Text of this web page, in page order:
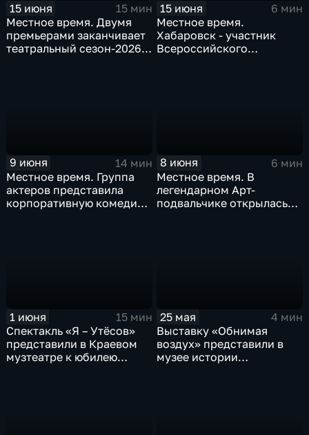
15 июня
15 мин
Местное время. Двумя
премьерами заканчивает
театральный сезон-2026
15 июня
6 мин
Местное время.
Хабаровск - участник
Всероссийского
9 июня
14 мин
Местное время. Группа
актеров представила
корпоративную комедию-
8 июня
6 мин
Местное время. В
легендарном Арт-
подвальчике открылась
1 июня
15 мин
Спектакль «Я – Утёсов»
представили в Краевом
музтеатре к юбилею
25 мая
4 мин
Выставку «Обнимая
воздух» представили в
музее истории